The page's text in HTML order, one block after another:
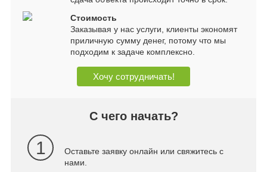
Стоимость
Заказывая у нас услуги, клиенты экономят
приличную сумму денег, потому что мы
подходим к задаче комплексно.
Хочу сотрудничать!
С чего начать?
1
Оставьте заявку онлайн или свяжитесь с
нами.